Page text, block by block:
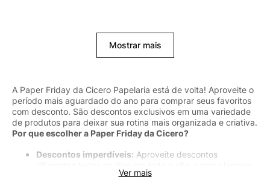
Mostrar mais
A Paper Friday da Cicero Papelaria está de volta! Aproveite o
período mais aguardado do ano para comprar seus favoritos
com desconto. São descontos exclusivos em uma variedade
de produtos para deixar sua rotina mais organizada e criativa.
Por que escolher a Paper Friday da Cicero?
Descontos imperdíveis: Aproveite descontos
cadernos universitários, agendas semanais, canetas,
Ver mais